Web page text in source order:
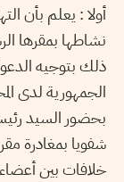
أولا : يعلم بأن
نشاطها بمقرها
ذلك بتوجيه
الجمهورية لدى
بحضور السيد
شفويا بمغادرة
خلافات بين